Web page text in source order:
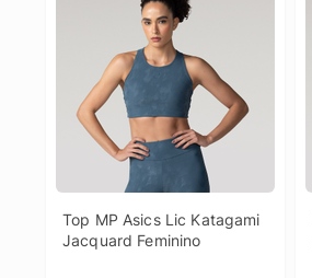
Top MP Asics Lic Katagami
Jacquard Feminino